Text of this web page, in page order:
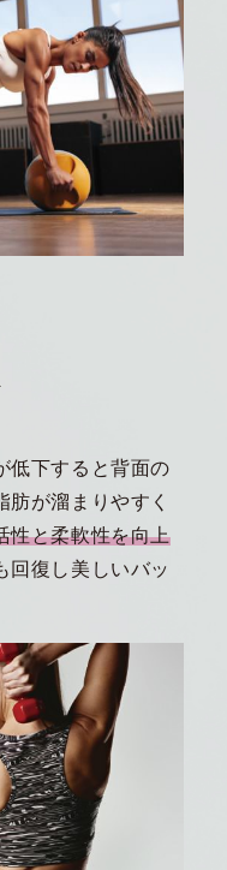
低下すると背面の
が溜まりやすく
性と柔軟性を向上
回復し美しいバッ